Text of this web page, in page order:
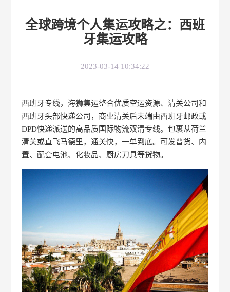
全球跨境个人集运攻略之：西班
牙集运攻略
2023-03-14 10:34:22
西班牙专线，海狮集运整合优质空运资源、清关公司和
西班牙头部快递公司，商业清关后末端由西班牙邮政或
DPD快递派送的高品质国际物流双清专线。包裹从荷兰
清关或直飞马德里，通关快，一单到底。可发普货、内
置、配套电池、化妆品、厨房刀具等货物。